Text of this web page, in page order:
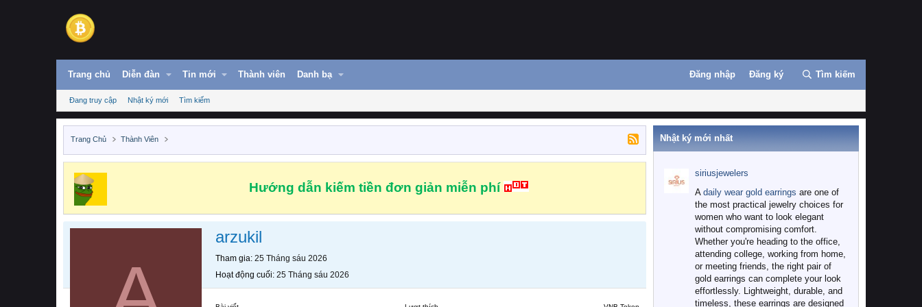
Trang chủ Diễn đàn Tin mới Thành viên Danh bạ Đăng nhập Đăng ký Tìm kiếm
Đang truy cập Nhật ký mới Tìm kiếm
Trang Chủ Thành Viên
Hướng dẫn kiếm tiền đơn giản miễn phí
arzukil
Tham gia 25 Tháng sáu 2026
Hoạt động cuối 25 Tháng sáu 2026
Nhật ký mới nhất
siriusjewelers
A daily wear gold earrings are one of
the most practical jewelry choices for
women who want to look elegant
without compromising comfort.
Whether you're heading to the office,
attending college, working from home,
or meeting friends, the right pair of
gold earrings can complete your look
effortlessly. Lightweight, durable, and
timeless, these earrings are designed